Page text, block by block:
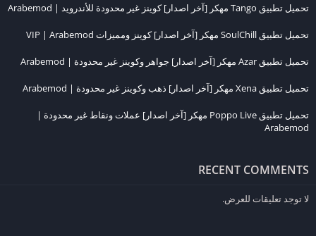
بالنسبة لمستخدمي الآيفون ، يمكن تحميلSnowRunnerمباشرة من متجر
App Store في حالة توفرها. وفي بعض الأحيان قد تحتاج إلى استخدام
تكن متاحة في منطقتك.
تأكد من أن جهازك متوافق مع متطلبات اللعبة، حيث أن الرسومات الواقعية
والفيزياء المعقدة تتطلب جهازًا حديثًا بقدرات تشغيل عالية مثلiPhone 11
أو أحدث.
نظرًا لجودة الرسومات وتفاصيل المحاكاة الواقعية التي تقدمها
SnowRunner
، تحتاج اللعبة إلى مواصفات قوية لتشغيلها بسلاسة على
تحميل تطبيق Tango مهكر [آخر اصدار] كوينز غير محدودة للأندرويد | Arabemod
تحميل تطبيق SoulChill مهكر [آخر اصدار] كوينز ومميزات VIP | Arabemod
تحميل تطبيق Azar مهكر [آخر اصدار] جواهر وكوينز غير محدودة | Arabemod
تحميل تطبيق Xena مهكر [آخر اصدار] ذهب وكوينز غير محدودة | Arabemod
تحميل تطبيق Poppo Live مهكر [آخر اصدار] عملات ونقاط غير محدودة |
Arabemod
RECENT COMMENTS
لا توجد تعليقات للعرض.